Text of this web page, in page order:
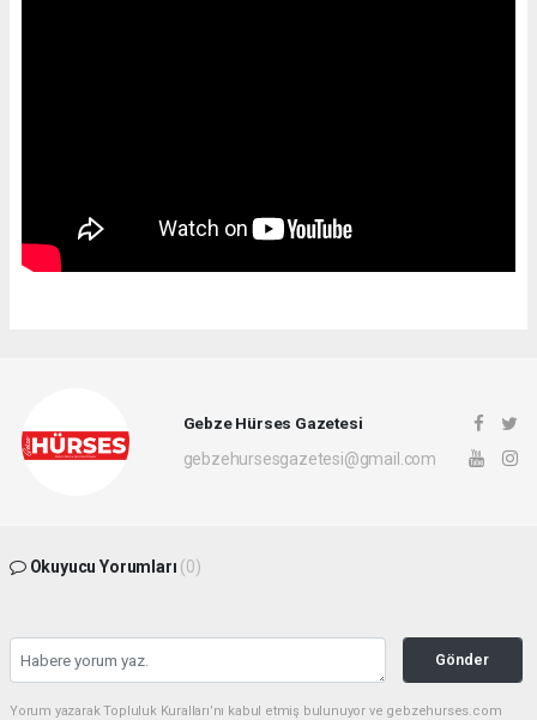
Gebze Hürses Gazetesi
gebzehursesgazetesi@gmail.com
Okuyucu Yorumları (0)
Gönder
Yorum yazarak Topluluk Kuralları’nı kabul etmiş bulunuyor ve gebzehurses.com